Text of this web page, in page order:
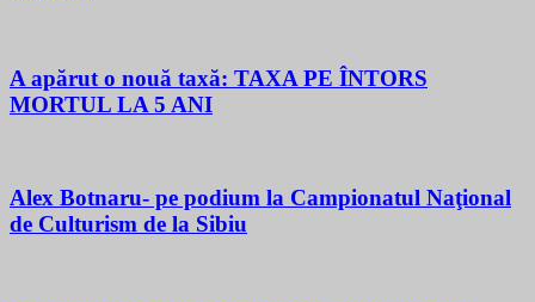
A apărut o nouă taxă: TAXA PE ÎNTORS
MORTUL LA 5 ANI
Alex Botnaru- pe podium la Campionatul Naţional
de Culturism de la Sibiu